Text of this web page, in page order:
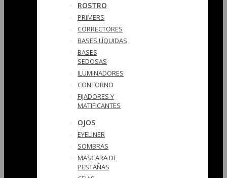
ROSTRO
PRIMERS
CORRECTORES
BASES LÍQUIDAS
BASES
SEDOSAS
ILUMINADORES
CONTORNO
FIJADORES Y
MATIFICANTES
OJOS
EYELINER
SOMBRAS
MASCARA DE
PESTAÑAS